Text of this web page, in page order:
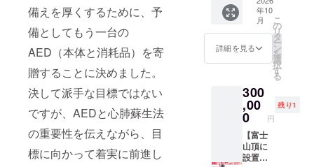
備えを厚くするために、予
備としてもう一台の
AED（本体と消耗品）を寄
贈することに決めました。
決して派手な目標ではない
ですが、AEDと心肺蘇生法
の重要性を伝えながら、目
標に向かって着実に前進し
細は下
記リン
クをご
覧下さ
い
https://
mix.co.j
p/podca
st_local
/shizuo
kajin
ら最長
で3ヶ月
間を目
安とし
て下さ
い。完
ご連絡
を差し
上げま
す。 ※
梱包・
送料含
む
筆サイ
ン入
り】 ※
印刷に
よる複
製品で
サイン
は橘ナ
オキ直
筆にな
りま
す。 ※
額縁の
7月18日
から約8
年間掲
載、事
業が存
続する
載 ・掲
載方
法：文
字、ロ
ゴの
み。
AED
Mサイ
ズ：
410✕41
0mm【
直筆サ
イン入
【作品
の制作
からお
届けま
での流
れ】 ご
支援確
年10
月
詳細を見る
こ
の
リ
タ
ー
ン
を
選
択
す
る
300
,00
0 円
残り1
【富士
山頂に
設置す